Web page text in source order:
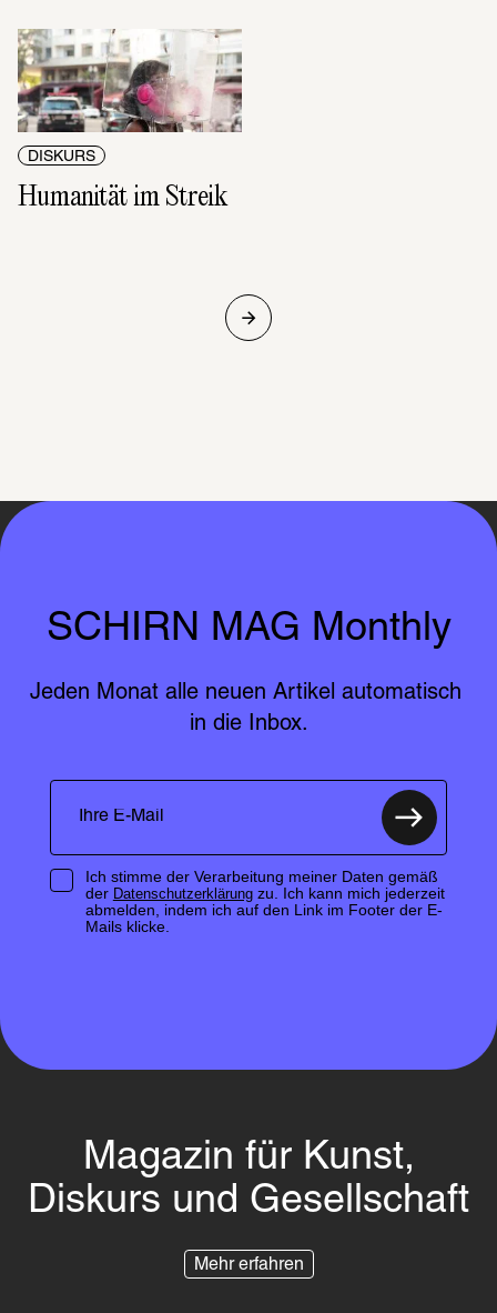
DISKURS
Humanität im Streik
SCHIRN MAG Monthly
Jeden Monat alle neuen Artikel automatisch
in die Inbox.
Ich stimme der Verarbeitung meiner Daten gemäß
der Datenschutzerklärungzu. Ich kann mich jederzeit
abmelden, indem ich auf den Link im Footer der E-
Mails klicke.
Magazin für Kunst,
Diskurs und Gesellschaft
Mehr erfahren